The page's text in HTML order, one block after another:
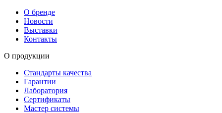
О бренде
Новости
Выставки
Контакты
О продукции
Стандарты качества
Гарантии
Лаборатория
Сертификаты
Мастер системы